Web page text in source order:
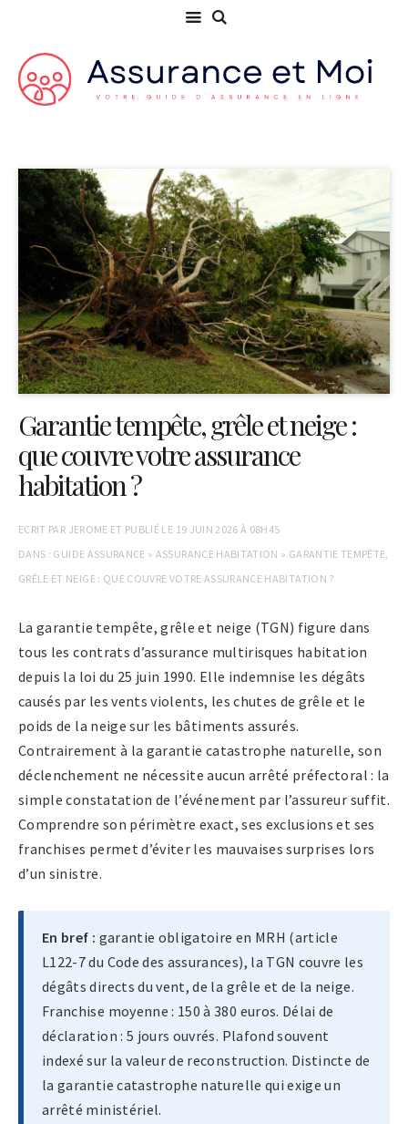
Garantie tempête, grêle et neige :
que couvre votre assurance
habitation ?
ECRIT PAR JEROME ET PUBLIÉ LE 19 JUIN 2026 À 08H45
DANS : GUIDE ASSURANCE » ASSURANCE HABITATION » GARANTIE TEMPÊTE,
GRÊLE ET NEIGE : QUE COUVRE VOTRE ASSURANCE HABITATION ?
La garantie tempête, grêle et neige (TGN) figure dans
tous les contrats d’assurance multirisques habitation
depuis la loi du 25 juin 1990. Elle indemnise les dégâts
causés par les vents violents, les chutes de grêle et le
poids de la neige sur les bâtiments assurés.
Contrairement à la garantie catastrophe naturelle, son
déclenchement ne nécessite aucun arrêté préfectoral : la
simple constatation de l’événement par l’assureur suffit.
Comprendre son périmètre exact, ses exclusions et ses
franchises permet d’éviter les mauvaises surprises lors
d’un sinistre.
En bref : garantie obligatoire en MRH (article
L122-7 du Code des assurances), la TGN couvre les
dégâts directs du vent, de la grêle et de la neige.
Franchise moyenne : 150 à 380 euros. Délai de
déclaration : 5 jours ouvrés. Plafond souvent
indexé sur la valeur de reconstruction. Distincte de
la garantie catastrophe naturelle qui exige un
arrêté ministériel.